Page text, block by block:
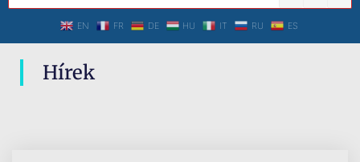
EN FR DE HU IT RU ES
Hírek